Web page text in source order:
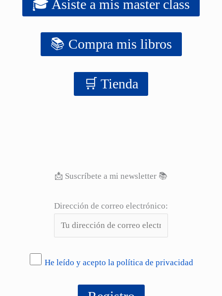
🎓 Asiste a mis master class
📚 Compra mis libros
‍‍🛒 Tienda
📩 Suscríbete a mi newsletter 📚
Dirección de correo electrónico:
He leído y acepto la política de privacidad